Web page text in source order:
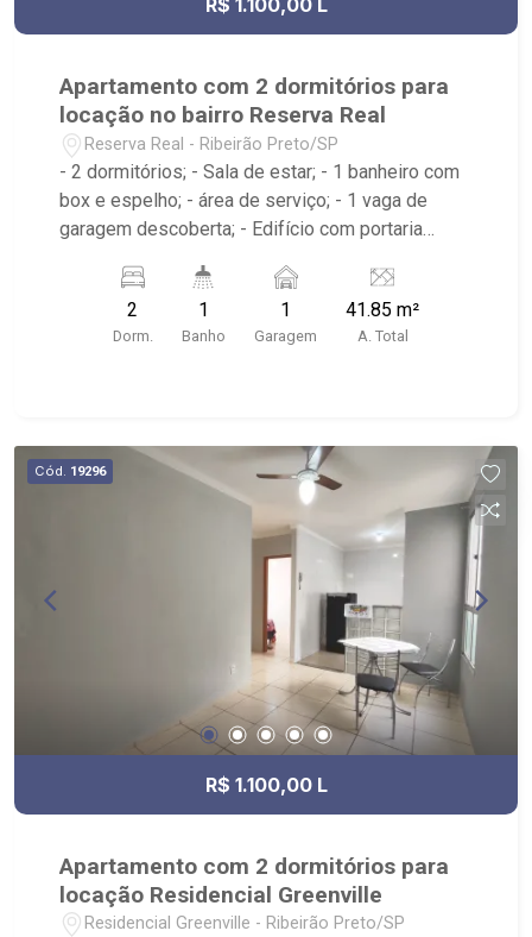
R$ 1.100,00 L
Apartamento com 2 dormitórios para
locação no bairro Reserva Real
Reserva Real - Ribeirão Preto/SP
- 2 dormitórios; - Sala de estar; - 1 banheiro com
box e espelho; - área de serviço; - 1 vaga de
garagem descoberta; - Edifício com portaria
de jogos, salão de festas, praça, espaço para
bikes, pet place e churrasqueira; - Próximo ao
Supermercado Big Compras e Av. Henry Nestle.
2
Dorm.
1
Banho
1
Garagem
41.85 m²
A. Total
Cód. 19296
R$ 1.100,00 L
Apartamento com 2 dormitórios para
locação Residencial Greenville
Residencial Greenville - Ribeirão Preto/SP